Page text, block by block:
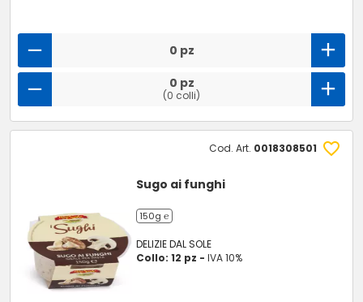
0 pz
0 pz
(0 colli)
Cod. Art. 0018308501
Sugo ai funghi
150g ℮
DELIZIE DAL SOLE
Collo: 12 pz -IVA 10%